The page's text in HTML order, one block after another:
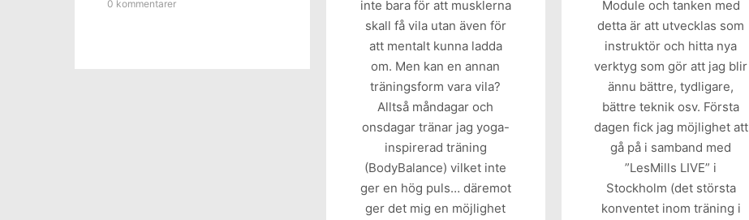
inte bara för att musklerna
skall få vila utan även för
att mentalt kunna ladda
om. Men kan en annan
träningsform vara vila?
Alltså måndagar och
onsdagar tränar jag yoga-
inspirerad träning
(BodyBalance) vilket inte
ger en hög puls… däremot
ger det mig en möjlighet
Module och tanken med
detta är att utvecklas som
instruktör och hitta nya
verktyg som gör att jag blir
ännu bättre, tydligare,
bättre teknik osv. Första
dagen fick jag möjlighet att
gå på i samband med
”LesMills LIVE” i
Stockholm (det största
konventet inom träning i
0 kommentarer